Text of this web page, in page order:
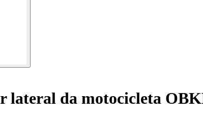
lateral da motocicleta